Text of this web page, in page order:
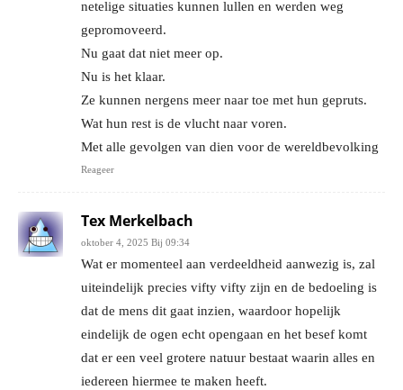
netelige situaties kunnen lullen en werden weg
gepromoveerd.
Nu gaat dat niet meer op.
Nu is het klaar.
Ze kunnen nergens meer naar toe met hun gepruts.
Wat hun rest is de vlucht naar voren.
Met alle gevolgen van dien voor de wereldbevolking
Reageer
Tex Merkelbach
oktober 4, 2025 Bij 09:34
Wat er momenteel aan verdeeldheid aanwezig is, zal
uiteindelijk precies vifty vifty zijn en de bedoeling is
dat de mens dit gaat inzien, waardoor hopelijk
eindelijk de ogen echt opengaan en het besef komt
dat er een veel grotere natuur bestaat waarin alles en
iedereen hiermee te maken heeft.